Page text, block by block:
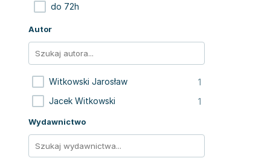
do 72h
Autor
Witkowski Jarosław 1
Jacek Witkowski 1
Wydawnictwo